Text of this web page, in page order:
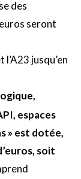
des
seront
jusqu’en
espaces
» est dotée,
soit